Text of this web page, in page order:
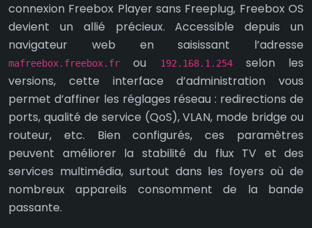
connexion Freebox Player sans Freeplug, Freebox OS
devient un allié précieux. Accessible depuis un
navigateur web en saisissant l’adresse
mafreebox.freebox.fr ou 192.168.1.254selon les
versions, cette interface d’administration vous
permet d’affiner les réglages réseau : redirections de
ports, qualité de service (QoS), VLAN, mode bridge ou
routeur, etc. Bien configurés, ces paramètres
peuvent améliorer la stabilité du flux TV et des
services multimédia, surtout dans les foyers où de
nombreux appareils consomment de la bande
passante.